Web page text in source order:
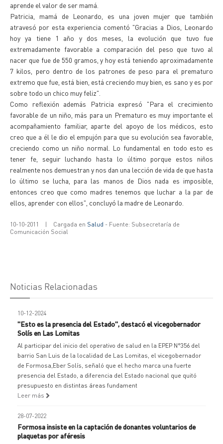
aprende el valor de ser mamá.
Patricia, mamá de Leonardo, es una joven mujer que también
atravesó por esta experiencia comentó "Gracias a Dios, Leonardo
hoy ya tiene 1 año y dos meses, la evolución que tuvo fue
extremadamente favorable a comparación del peso que tuvo al
nacer que fue de 550 gramos, y hoy está teniendo aproximadamente
7 kilos, pero dentro de los patrones de peso para el prematuro
extremo que fue, está bien, está creciendo muy bien, es sano y es por
sobre todo un chico muy feliz".
Como reflexión además Patricia expresó "Para el crecimiento
favorable de un niño, más para un Prematuro es muy importante el
acompañamiento familiar, aparte del apoyo de los médicos, esto
creo que a él le dio el empujón para que su evolución sea favorable,
creciendo como un niño normal. Lo fundamental en todo esto es
tener fe, seguir luchando hasta lo último porque estos niños
realmente nos demuestran y nos dan una lección de vida de que hasta
lo último se lucha, para las manos de Dios nada es imposible,
entonces creo que como madres tenemos que luchar a la par de
ellos, aprender con ellos", concluyó la madre de Leonardo.
10-10-2011 | Cargada en Salud - Fuente: Subsecretaría de
Comunicación Social
Noticias Relacionadas
10-12-2024
"Esto es la presencia del Estado", destacó el vicegobernador
Solís en Las Lomitas
Al participar del inicio del operativo de salud en la EPEP N°356 del
barrio San Luis de la localidad de Las Lomitas, el vicegobernador
de Formosa,Eber Solís, señaló que el hecho marca una fuerte
presencia del Estado, a diferencia del Estado nacional que quitó
presupuesto en distintas áreas fundament
Leer más
28-07-2022
Formosa insiste en la captación de donantes voluntarios de
plaquetas por aféresis